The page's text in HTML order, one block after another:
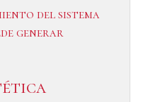
del sistema
generar